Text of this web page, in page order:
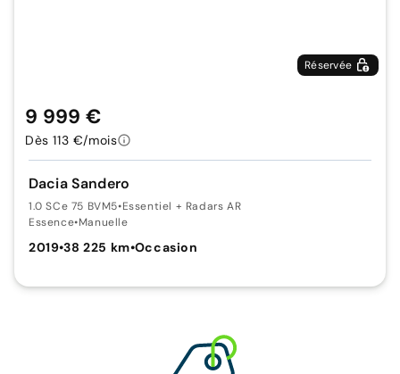
Réservée
Dacia Sandero
1.0 SCe 75 BVM5•Essentiel + Radars AR
Essence•Manuelle
2019•38 225 km•Occasion
9 999 €
Dès 113 €/mois